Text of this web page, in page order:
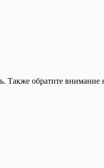
Также обратите